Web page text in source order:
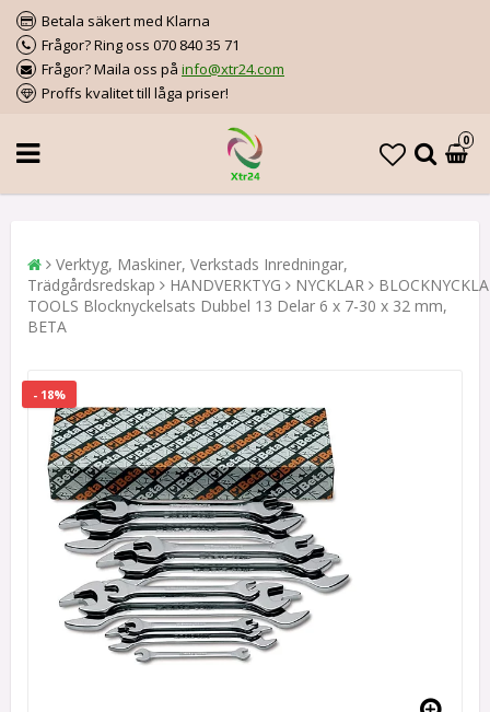
Betala säkert med Klarna
Frågor? Ring oss 070 840 35 71
Frågor? Maila oss på info@xtr24.com
Proffs kvalitet till låga priser!
0
Verktyg, Maskiner, Verkstads Inredningar,
Trädgårdsredskap
HANDVERKTYG NYCKLAR
TOOLS Blocknyckelsats Dubbel 13 Delar 6 x 7-30 x 32 mm,
BETA
- 18%